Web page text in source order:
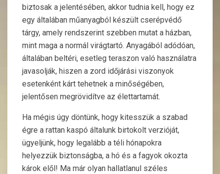
biztosak a jelentésében, akkor tudnia kell, hogy ez
egy általában műanyagból készült cserépvédő
tárgy, amely rendszerint szebben mutat a házban,
mint maga a normál virágtartó. Anyagából adódóan,
általában beltéri, esetleg teraszon való használatra
javasolják, hiszen a zord időjárási viszonyok
esetenként kárt tehetnek a minőségében,
jelentősen megrövidítve az élettartamát.
Ha mégis úgy döntünk, hogy kitesszük a szabad
égre a rattan kaspó általunk birtokolt verzióját,
ügyeljünk, hogy legalább a téli hónapokra
helyezzük biztonságba, a hó és a fagyok okozta
károk elől! Ma már olyan hallatlanul széles